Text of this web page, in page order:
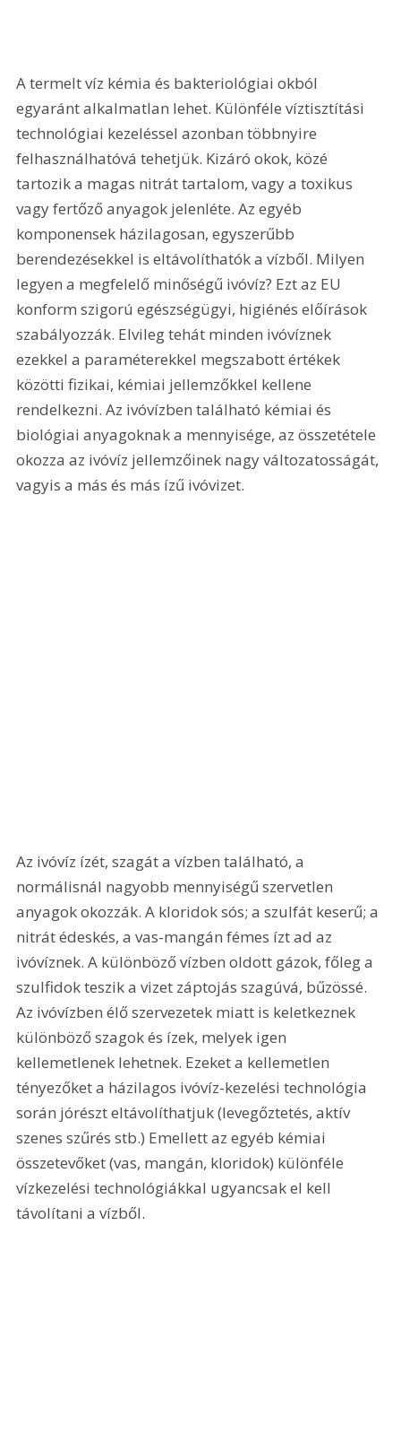
A termelt víz kémia és bakteriológiai okból
egyaránt alkalmatlan lehet. Különféle víztisztítási
technológiai kezeléssel azonban többnyire
felhasználhatóvá tehetjük. Kizáró okok, közé
tartozik a magas nitrát tartalom, vagy a toxikus
vagy fertőző anyagok jelenléte. Az egyéb
komponensek házilagosan, egyszerűbb
berendezésekkel is eltávolíthatók a vízből. Milyen
legyen a megfelelő minőségű ivóvíz? Ezt az EU
konform szigorú egészségügyi, higiénés előírások
szabályozzák. Elvileg tehát minden ivóvíznek
ezekkel a paraméterekkel megszabott értékek
közötti fizikai, kémiai jellemzőkkel kellene
rendelkezni. Az ivóvízben található kémiai és
biológiai anyagoknak a mennyisége, az összetétele
okozza az ivóvíz jellemzőinek nagy változatosságát,
vagyis a más és más ízű ivóvizet.
Az ivóvíz ízét, szagát a vízben található, a
normálisnál nagyobb mennyiségű szervetlen
anyagok okozzák. A kloridok sós; a szulfát keserű; a
nitrát édeskés, a vas-mangán fémes ízt ad az
ivóvíznek. A különböző vízben oldott gázok, főleg a
szulfidok teszik a vizet záptojás szagúvá, bűzössé.
Az ivóvízben élő szervezetek miatt is keletkeznek
különböző szagok és ízek, melyek igen
kellemetlenek lehetnek. Ezeket a kellemetlen
tényezőket a házilagos ivóvíz-kezelési technológia
során jórészt eltávolíthatjuk (levegőztetés, aktív
szenes szűrés stb.) Emellett az egyéb kémiai
összetevőket (vas, mangán, kloridok) különféle
vízkezelési technológiákkal ugyancsak el kell
távolítani a vízből.